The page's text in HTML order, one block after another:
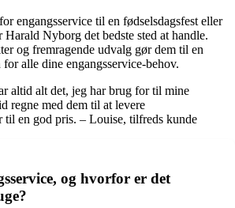
engangsservice til en fødselsdagsfest eller
Harald Nyborg det bedste sted at handle.
og fremragende udvalg gør dem til en
alle dine engangsservice-behov.
altid alt det, jeg har brug for til mine
regne med dem til at levere
til en god pris. – Louise, tilfreds kunde
og hvorfor er det